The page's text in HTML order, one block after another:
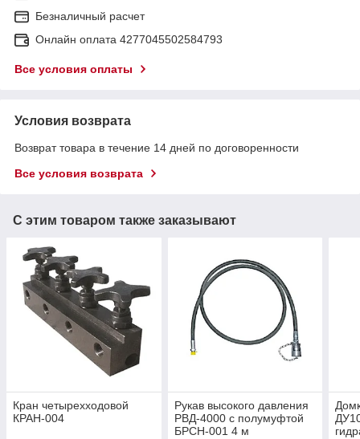
Безналичный расчет
Онлайн оплата 4277045502584793
Все условия оплаты
Условия возврата
Возврат товара в течение 14 дней по договоренности
Все условия возврата
С этим товаром также заказывают
Кран четырехходовой
КРАН-004
Рукав высокого давления
РВД-4000 c полумуфтой
БРСН-001 4 м